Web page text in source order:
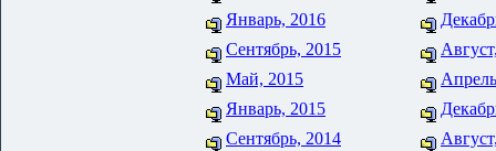
Январь, 2016
Сентябрь, 2015
Май, 2015
Январь, 2015
Сентябрь, 2014